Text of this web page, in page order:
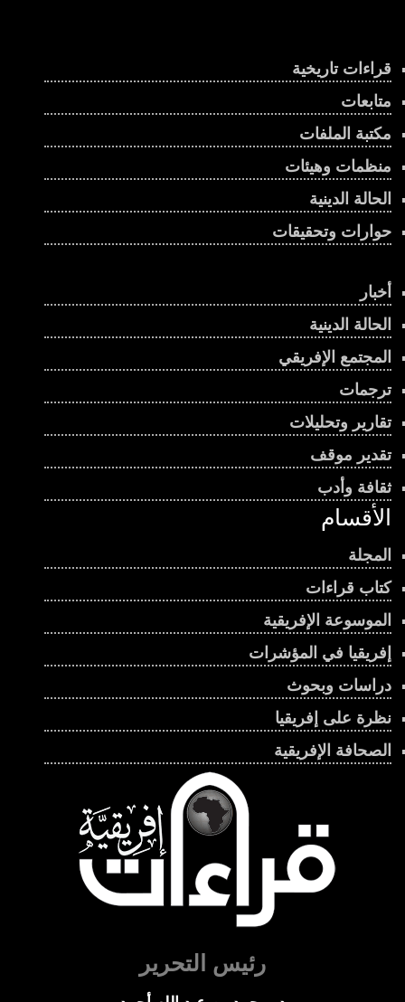
قراءات تاريخية
متابعات
مكتبة الملفات
منظمات وهيئات
الحالة الدينية
حوارات وتحقيقات
أخبار
الحالة الدينية
المجتمع الإفريقي
ترجمات
تقارير وتحليلات
تقدير موقف
ثقافة وأدب
الأقسام
المجلة
كتاب قراءات
الموسوعة الإفريقية
إفريقيا في المؤشرات
دراسات وبحوث
نظرة على إفريقيا
الصحافة الإفريقية
رئيس التحرير